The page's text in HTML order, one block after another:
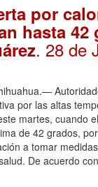
por
hasta 42
. 28 de
por las altas
martes, cuando
de 42 grados,
a tomar
De acuerdo